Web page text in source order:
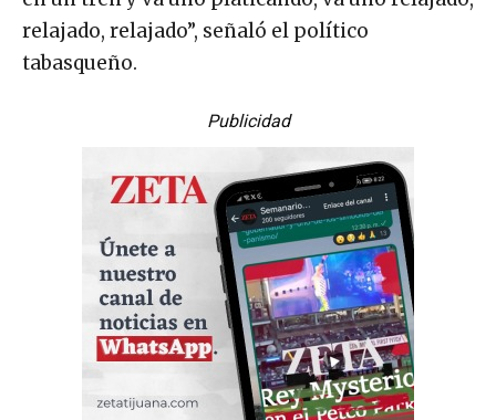
relajado, relajado”, señaló el político
tabasqueño.
Publicidad